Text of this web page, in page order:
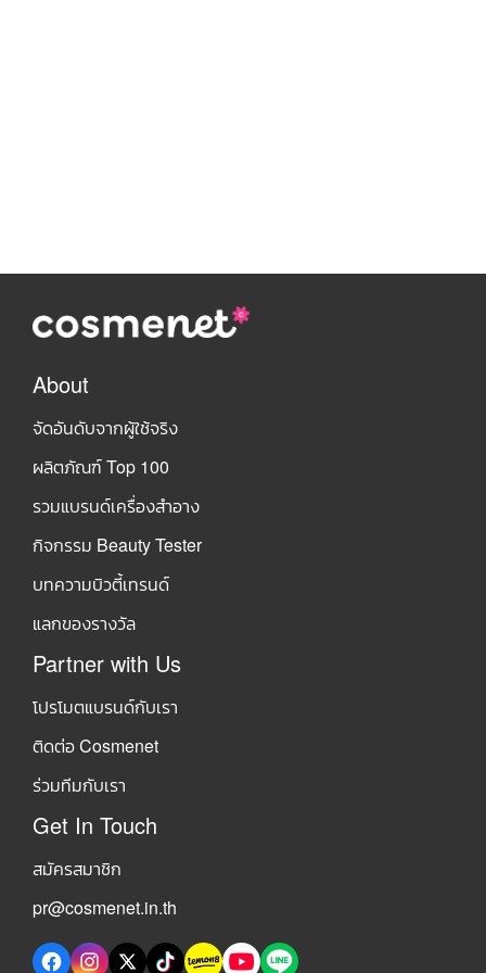
About
จัดอันดับจากผู้ใช้จริง
ผลิตภัณฑ์ Top 100
รวมแบรนด์เครื่องสำอาง
กิจกรรม Beauty Tester
บทความบิวตี้เทรนด์
แลกของรางวัล
Partner with Us
โปรโมตแบรนด์กับเรา
ติดต่อ Cosmenet
ร่วมทีมกับเรา
Get In Touch
สมัครสมาชิก
pr@cosmenet.in.th